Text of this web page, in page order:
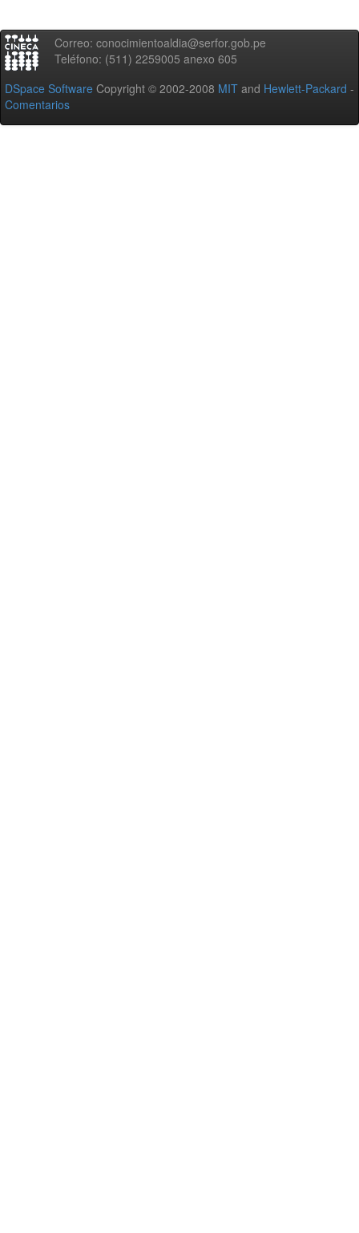
Correo: conocimientoaldia@serfor.gob.pe
Teléfono: (511) 2259005 anexo 605
DSpace Software Copyright © 2002-2008 MIT and Hewlett-Packard -
Comentarios